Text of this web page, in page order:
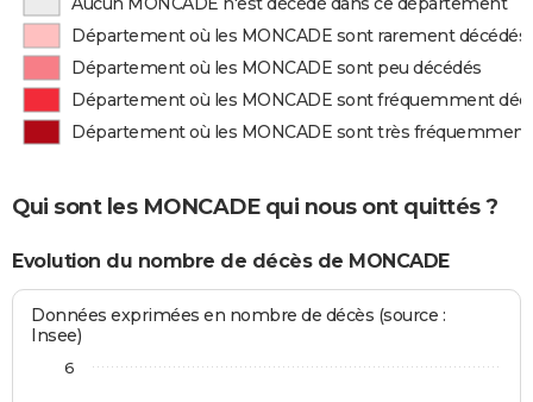
Département où les MONCADE sont rarement décédés
Département où les MONCADE sont peu décédés
Département où les MONCADE sont fréquemment
Département où les MONCADE sont très
Qui sont les MONCADE qui nous ont quittés ?
Evolution du nombre de décès de MONCADE
Données exprimées en nombre de décès (source :
Insee)
6